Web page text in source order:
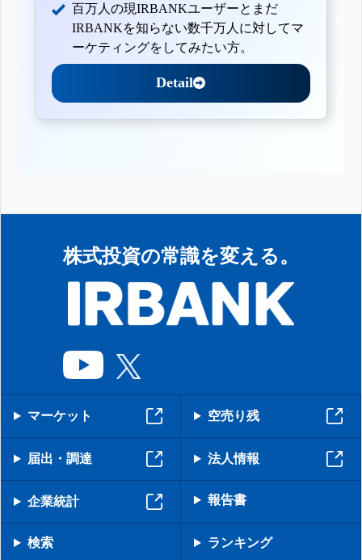
百万人の現IRBANKユーザーとまだ
IRBANKを知らない数千万人に対してマ
ーケティングをしてみたい方。
Detail
株式投資の常識を変える。
マーケット 空売り残
届出・調達 法人情報
企業統計 報告書
検索 ランキング